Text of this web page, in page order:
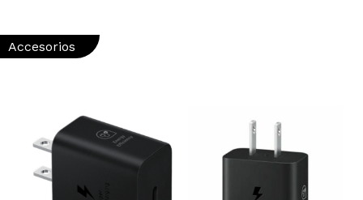
Accesorios